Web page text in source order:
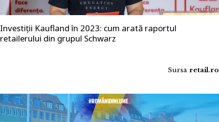
Investiții Kaufland în 2023: cum arată raportul
retailerului din grupul Schwarz
Sursa retail.ro